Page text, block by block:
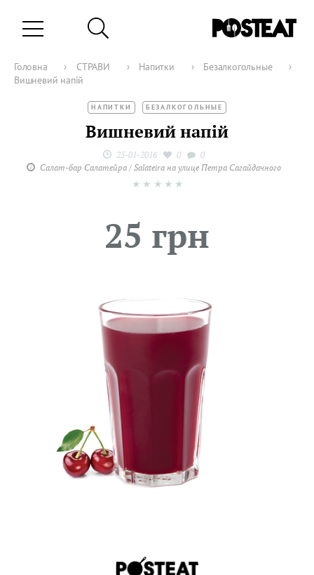
Головна › СТРАВИ › Напитки › Безалкогольные
›
Вишневий напій
НАПИТКИ БЕЗАЛКОГОЛЬНЫЕ
Вишневий напій
25-01-2016 0
0
Салат-бар Салатейра / Salateira на улице Петра Сагайдачного
★
★
★
★
★
25 грн